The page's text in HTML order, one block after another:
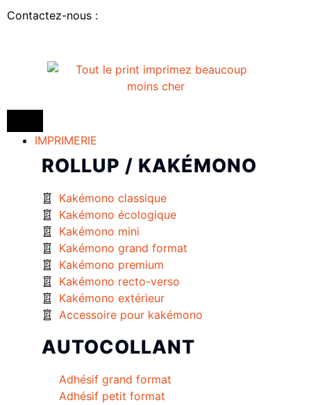
Contactez-nous :
IMPRIMERIE
ROLLUP / KAKÉMONO
Kakémono classique
Kakémono écologique
Kakémono mini
Kakémono grand format
Kakémono premium
Kakémono recto-verso
Kakémono extérieur
Accessoire pour kakémono
AUTOCOLLANT
Adhésif grand format
Adhésif petit format